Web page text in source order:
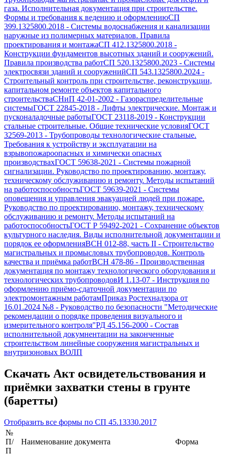
газа. Исполнительная документация при строительстве.
Формы и требования к ведению и оформлениюСП
399.1325800.2018 - Системы водоснабжения и канализации
наружные из полимерных материалов. Правила
проектирования и монтажаСП 412.1325800.2018 -
Конструкции фундаментов высотных зданий и сооружений.
Правила производства работСП 520.1325800.2023 - Системы
электросвязи зданий и сооруженийСП 543.1325800.2024 -
Строительный контроль при строительстве, реконструкции,
капитальном ремонте объектов капитального
строительстваСНиП 42-01-2002 - Газораспределительные
системыГОСТ 22845-2018 - Лифты электрические. Монтаж и
пусконаладочные работыГОСТ 23118-2019 - Конструкции
стальные строительные. Общие технические условияГОСТ
32569-2013 - Трубопроводы технологические стальные.
Требования к устройству и эксплуатации на
взрывопожароопасных и химически опасных
производствахГОСТ 59638-2021 - Системы пожарной
сигнализации. Руководство по проектированию, монтажу,
техническому обслуживанию и ремонту. Методы испытаний
на работоспособностьГОСТ 59639-2021 - Системы
оповещения и управления эвакуацией людей при пожаре.
Руководство по проектированию, монтажу, техническому
обслуживанию и ремонту. Методы испытаний на
работоспособностьГОСТ Р 59492-2021 - Сохранение объектов
культурного наследия. Виды исполнительной документации и
порядок ее оформленияВСН 012-88, часть II - Строительство
магистральных и промысловых трубопроводов. Контроль
качества и приёмка работВСН 478-86 - Производственная
документация по монтажу технологического оборудования и
технологических трубопроводовИ 1.13-07 - Инструкция по
оформлению приёмо-сдаточной документации по
электромонтажным работамПриказ Ростехнадзора от
16.01.2024 №8 - Руководство по безопасности "Методические
рекомендации о порядке проведения визуального и
измерительного контроля"РД 45.156-2000 - Состав
исполнительной докумнентации на законченные
строительством линейные сооружения магистральных и
внутризоновых ВОЛП
Скачать Акт освидетельствования и
приёмки захватки стены в грунте
(баретты)
Отобразить все формы по СП 45.13330.2017
№
П/
П
Наименование документа Форма